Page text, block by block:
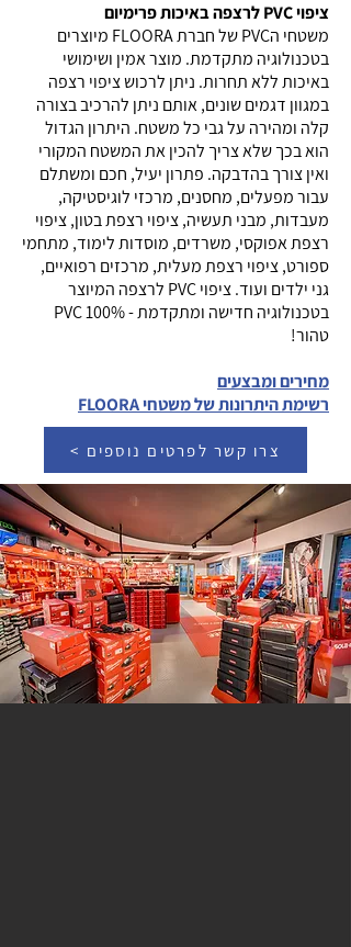
ציפוי PVC לרצפה באיכות פרימיום
משטחי הPVC של חברת FLOORA מיוצרים
בטכנולוגיה מתקדמת. מוצר אמין ושימושי
באיכות ללא תחרות. ניתן לרכוש ציפוי רצפה
במגוון דגמים שונים, אותם ניתן להרכיב בצורה
קלה ומהירה על גבי כל משטח. היתרון הגדול
הוא בכך שלא צריך להכין את המשטח המקורי
ואין צורך בהדבקה. פתרון יעיל, חכם ומשתלם
עבור מפעלים, מחסנים, מרכזי לוגיסטיקה,
מעבדות, מבני תעשיה, ציפוי רצפת בטון, ציפוי
רצפת אפוקסי, משרדים, מוסדות לימוד, מתחמי
ספורט, ציפוי רצפת מעלית, מרכזים רפואיים,
גני ילדים ועוד. ציפוי PVC לרצפה המיוצר
בטכנולוגיה חדישה ומתקדמת - 100% PVC
טהור!
מחירים ומבצעים
רשימת היתרונות של משטחי FLOORA
< צרו קשר לפרטים נוספים